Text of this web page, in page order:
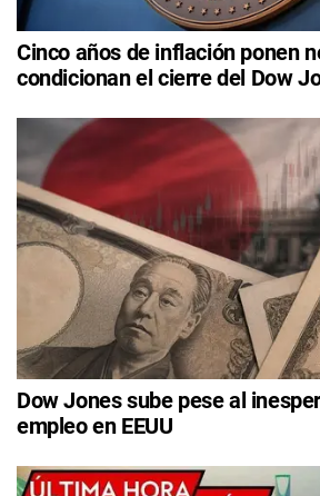
Cinco años de inflación ponen
condicionan el cierre del Dow
Dow Jones sube pese al
empleo en EEUU